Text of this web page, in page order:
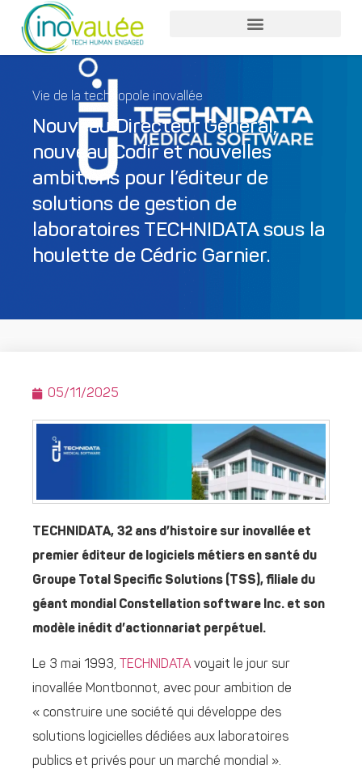
Vie de la technopole inovallée
Nouveau Directeur Général,
nouveau Codir et nouvelles
ambitions pour l’éditeur de
solutions de gestion de
laboratoires TECHNIDATA sous la
houlette de Cédric Garnier.
05/11/2025
TECHNIDATA, 32 ans d’histoire sur inovallée et
premier éditeur de logiciels métiers en santé du
Groupe Total Specific Solutions (TSS), filiale du
géant mondial Constellation software Inc. et son
modèle inédit d’actionnariat perpétuel.
Le 3 mai 1993, TECHNIDATA voyait le jour sur
inovallée Montbonnot, avec pour ambition de
« construire une société qui développe des
solutions logicielles dédiées aux laboratoires
publics et privés pour un marché mondial ».